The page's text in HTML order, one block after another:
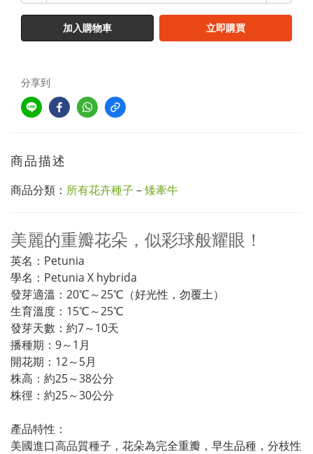
加入購物車 立即購買
分享到
商品描述
商品分類： 所有花卉種子 －矮牽牛
美麗的重瓣花朵，似彩球般耀眼！
英名：Petunia
學名：Petunia X hybrida
發芽適溫：20℃～25℃（好光性，勿覆土）
生育溫度：15℃～25℃
發芽天數：約7～10天
播種期：9～1月
開花期：12～5月
株高：約25～38公分
株徑：約25～30公分
產品特性：
美國進口高品質種子，花朵為完全重瓣，早生品種，分枝性